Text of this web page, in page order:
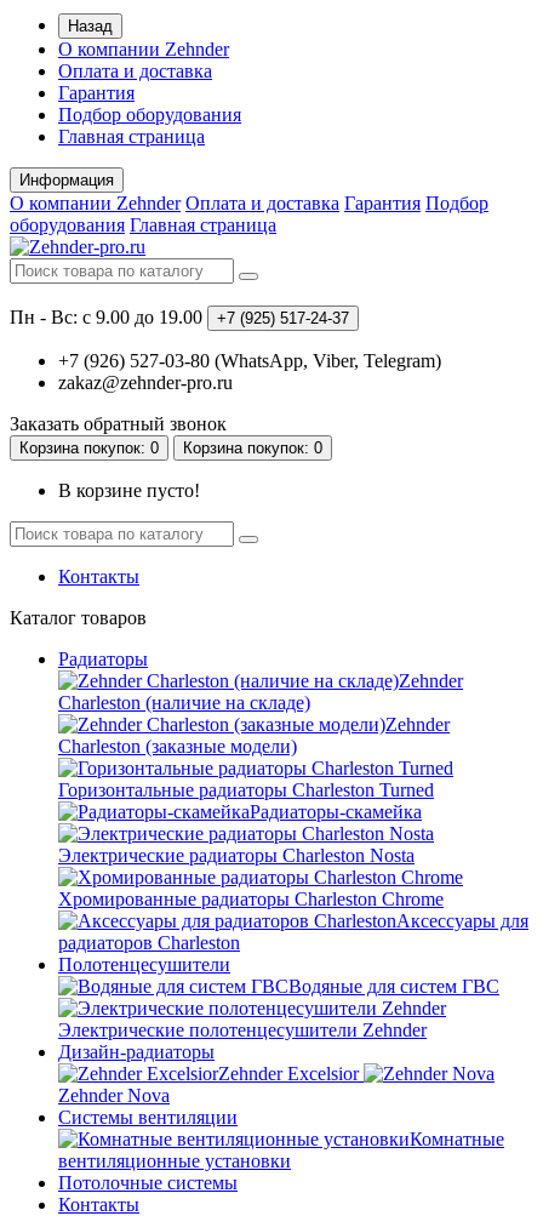
Назад
О компании Zehnder
Оплата и доставка
Гарантия
Подбор оборудования
Главная страница
Информация
О компании Zehnder Оплата и доставка Гарантия Подбор
оборудования Главная страница
Пн - Вс: с 9.00 до 19.00 +7 (925) 517-24-37
+7 (926) 527-03-80 (WhatsApp, Viber, Telegram)
zakaz@zehnder-pro.ru
Заказать обратный звонок
Корзинапокупок: 0 Корзинапокупок: 0
В корзине пусто!
Контакты
Каталог товаров
Радиаторы
Zehnder
Charleston (наличие на складе)
Zehnder
Charleston (заказные модели)
Горизонтальные радиаторы Charleston Turned
Радиаторы-скамейка
Электрические радиаторы Charleston Nosta
Хромированные радиаторы Charleston Chrome
Аксессуары для
радиаторов Charleston
Полотенцесушители
Водяные для систем ГВС
Электрические полотенцесушители Zehnder
Дизайн-радиаторы
Zehnder Excelsior
Zehnder Nova
Системы вентиляции
Комнатные
вентиляционные установки
Потолочные системы
Контакты